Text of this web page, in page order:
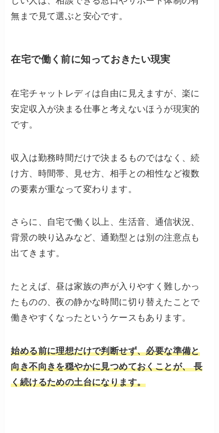
無まで見て選ぶと安心です。
在宅で働く前に知っておきたい現実
在宅チャットレディは自由に見えますが、楽に
安定収入が決まる仕事と考えないほうが現実的
です。
収入は勤務時間だけで決まるものではなく、続
け方、時間帯、見せ方、相手との相性など複数
の要素が重なって変わります。
さらに、自宅で働く以上、生活音、通信状況、
背景の映り込みなど、通勤型とは別の注意点も
出てきます。
たとえば、昼は家族の声が入りやすく難しかっ
たものの、夜の静かな時間に切り替えたことで
働きやすくなったというケースもあります。
始める前に理想だけで判断せず、必要な準備と
向き不向きを穏やかに見つめておくことが、 長
く続けるための土台になります。